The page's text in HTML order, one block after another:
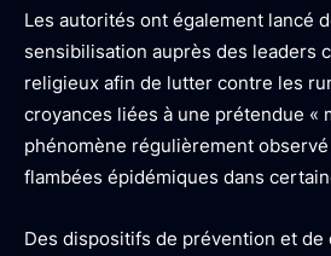
Les autorités ont également lancé
sensibilisation auprès des leaders
religieux afin de lutter contre les
croyances liées à une prétendue «
phénomène régulièrement
flambées épidémiques dans
Des dispositifs de prévention et de